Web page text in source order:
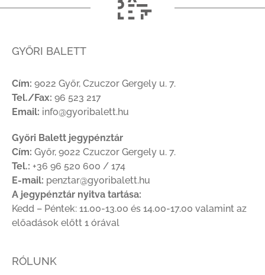
GYŐRI BALETT
Cím: 9022 Győr, Czuczor Gergely u. 7.
Tel./Fax: 96 523 217
Email: info@gyoribalett.hu
Győri Balett jegypénztár
Cím: Győr, 9022 Czuczor Gergely u. 7.
Tel.: +36 96 520 600 / 174
E-mail: penztar@gyoribalett.hu
A jegypénztár nyitva tartása:
Kedd – Péntek: 11.00-13.00 és 14.00-17.00 valamint az
előadások előtt 1 órával
RÓLUNK